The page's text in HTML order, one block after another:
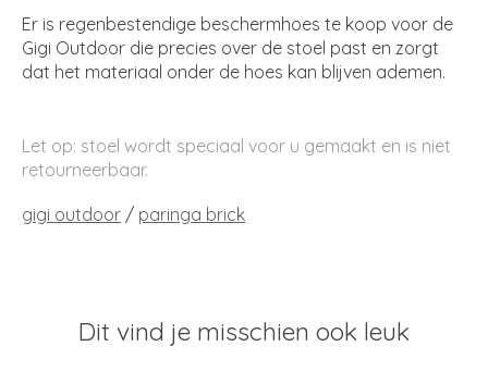
Er is regenbestendige beschermhoes te koop voor de
Gigi Outdoor die precies over de stoel past en zorgt
dat het materiaal onder de hoes kan blijven ademen.
Let op: stoel wordt speciaal voor u gemaakt en is niet
retourneerbaar.
gigi outdoor / paringa brick
Dit vind je misschien ook leuk